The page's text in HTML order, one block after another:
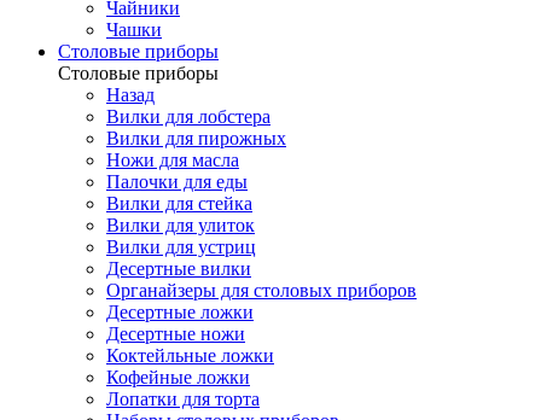
Чайники
Чашки
Cтоловые приборы
Cтоловые приборы
Назад
Вилки для лобстера
Вилки для пирожных
Ножи для масла
Палочки для еды
Вилки для стейка
Вилки для улиток
Вилки для устриц
Десертные вилки
Органайзеры для столовых приборов
Десертные ложки
Десертные ножи
Коктейльные ложки
Кофейные ложки
Лопатки для торта